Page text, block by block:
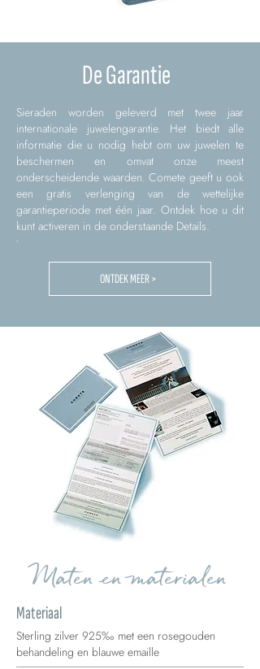
De Garantie
Sieraden worden geleverd met twee jaar
internationale juwelengarantie. Het biedt alle
informatie die u nodig hebt om uw juwelen te
beschermen en omvat onze meest
onderscheidende waarden. Comete geeft u ook
een gratis verlenging van de wettelijke
garantieperiode met één jaar. Ontdek hoe u dit
kunt activeren in de onderstaande Details.
ONTDEK MEER >
Maten en materialen
Materiaal
Sterling zilver 925‰ met een rosegouden
behandeling en blauwe emaille